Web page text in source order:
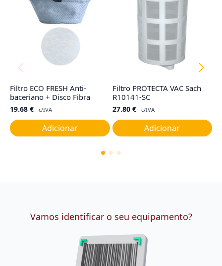
Filtro ECO FRESH Anti-
baceriano + Disco Fibra
19.68 € c/IVA
Adicionar
Filtro PROTECTA VAC Sach
R10141-SC
27.80 € c/IVA
Adicionar
Vamos identificar o seu equipamento?